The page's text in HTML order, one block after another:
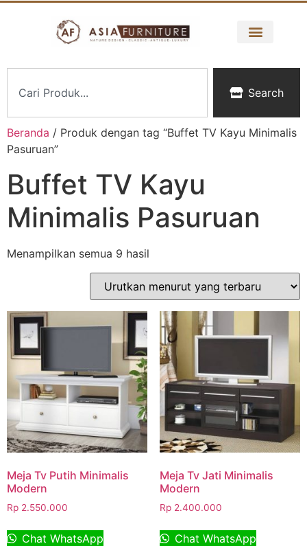
Search
Beranda / Produk dengan tag “Buffet TV Kayu Minimalis
Pasuruan”
Buffet TV Kayu
Minimalis Pasuruan
Menampilkan semua 9 hasil
Meja Tv Putih Minimalis
Modern
Rp 2.550.000
Chat WhatsApp
Meja Tv Jati Minimalis
Modern
Rp2.400.000
Chat WhatsApp